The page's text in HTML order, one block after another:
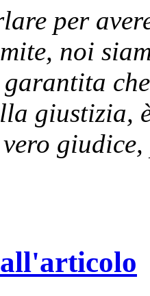
per
noi
giustizia,